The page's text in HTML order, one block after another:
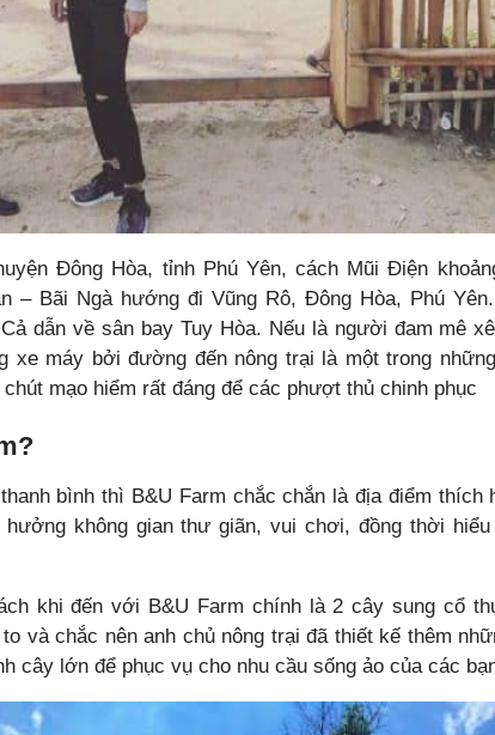
Đông Hòa, tỉnh Phú Yên, cách Mũi Điện
– Bãi Ngà hướng đi Vũng Rô, Đông Hòa, Phú
dẫn về sân bay Tuy Hòa. Nếu là người đam mê
xe máy bởi đường đến nông trại là một trong
mạo hiểm rất đáng để các phượt thủ chinh phục
bình thì B&U Farm chắc chắn là địa điểm thích
không gian thư giãn, vui chơi, đồng thời
khi đến với B&U Farm chính là 2 cây sung cổ
và chắc nên anh chủ nông trại đã thiết kế thêm
cây lớn để phục vụ cho nhu cầu sống ảo của các